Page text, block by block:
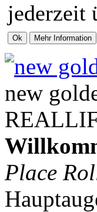
jederzeit
new
Place